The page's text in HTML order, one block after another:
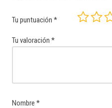
Tu puntuación *
Tu valoración *
Nombre *